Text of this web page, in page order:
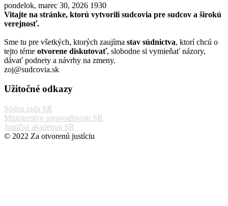
pondelok, marec 30, 2026 1930
Vitajte na stránke, ktorú vytvorili sudcovia pre sudcov a širokú
verejnosť.
Sme tu pre všetkých, ktorých zaujíma stav súdnictva, ktorí chcú o
tejto téme otvorene diskutovať, slobodne si vymieňať názory,
dávať podnety a návrhy na zmeny.
zoj@sudcovia.sk
Užitočné odkazy
Súdna rada SR
Ministerstvo spravodlivosti SR
Justičná akadémia SR
© 2022 Za otvorenú justíciu